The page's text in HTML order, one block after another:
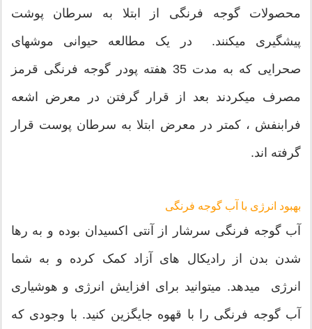
محصولات گوجه فرنگی از ابتلا به سرطان پوشت
پیشگیری میکنند. در یک مطالعه حیوانی موشهای
صحرایی که به مدت 35 هفته پودر گوجه فرنگی قرمز
مصرف میکردند بعد از قرار گرفتن در معرض اشعه
فرابنفش ، کمتر در معرض ابتلا به سرطان پوست قرار
گرفته اند.
بهبود انرژی با آب گوجه فرنگی
آب گوجه فرنگی سرشار از آنتی اکسیدان بوده و به رها
شدن بدن از رادیکال های آزاد کمک کرده و به شما
انرژی میدهد. میتوانید برای افزایش انرژی و هوشیاری
آب گوجه فرنگی را با قهوه جایگزین کنید. با وجودی که